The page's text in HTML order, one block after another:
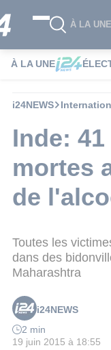
À LA UNE
À LA UNE
i24NEWS
Inde:
mortes
de
Toutes les
dans des
Maharashtra
i24NEWS
2 min
19 juin 2015 à 18:55